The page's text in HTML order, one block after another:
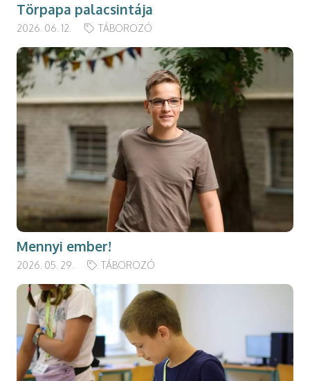
Törpapa palacsintája
2026. 06. 12. TÁBOROZÓ
Mennyi ember!
2026. 05. 29. TÁBOROZÓ